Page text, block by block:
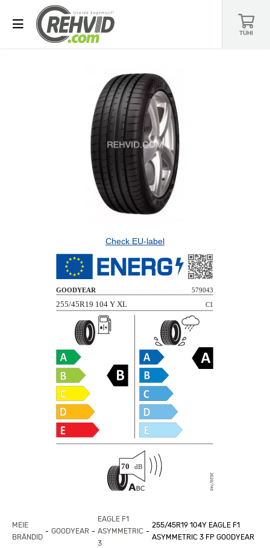
TÜHI
MEIE
BRÄNDID
GOODYEAR
EAGLE F1
ASYMMETRIC
3
255/45R19 104Y EAGLE F1
ASYMMETRIC 3 FP GOODYEAR
Check EU-label